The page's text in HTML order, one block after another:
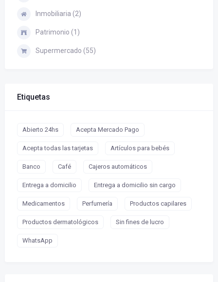
Inmobiliaria (2)
Patrimonio (1)
Supermercado (55)
Etiquetas
Abierto 24hs Acepta Mercado Pago
Acepta todas las tarjetas Artículos para bebés
Banco Café Cajeros automáticos
Entrega a domicilio Entrega a domicilio sin cargo
Medicamentos Perfumería Productos capilares
Productos dermatológicos Sin fines de lucro
WhatsApp